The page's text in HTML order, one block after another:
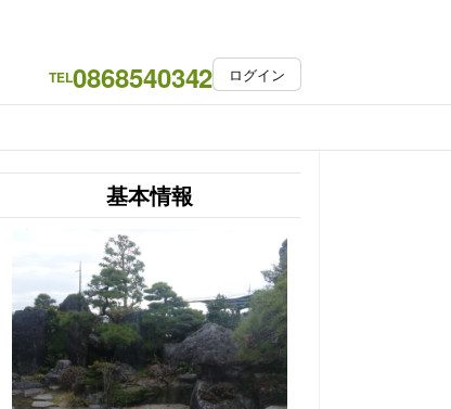
TEL0868540342 ログイン
基本情報